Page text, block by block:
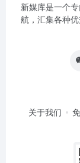
新媒库是一个
航，汇集各种
关于我们